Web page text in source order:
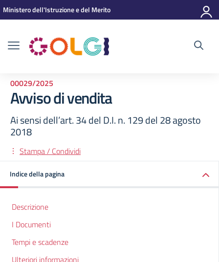
Vai ai contenuti
Vai al menu di navigazione
Vai al footer
Ministero dell'Istruzione e del Merito
00029/2025
Avviso di vendita
Ai sensi dell’art. 34 del D.I. n. 129 del 28 agosto
2018
Stampa / Condividi
Indice della pagina
Descrizione
I Documenti
Tempi e scadenze
Ulteriori informazioni